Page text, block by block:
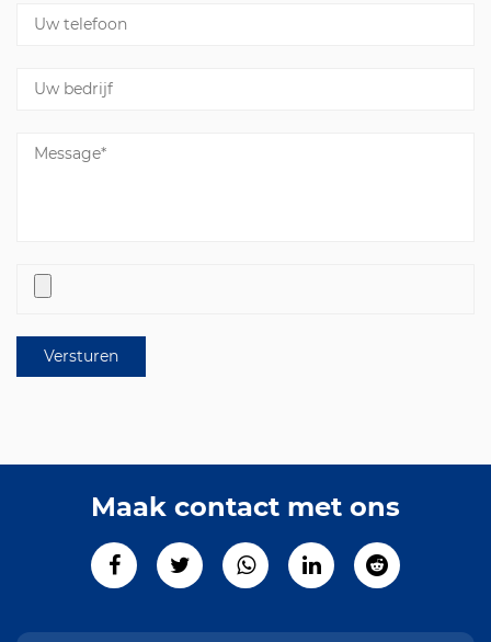
Maak contact met ons